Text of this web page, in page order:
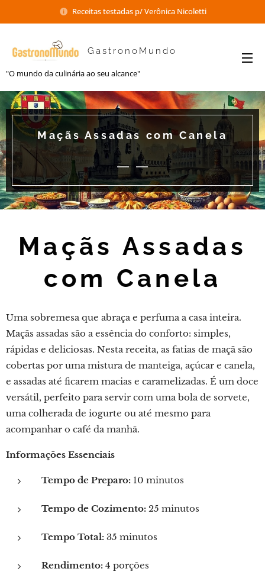
Receitas testadas p/ Verônica Nicoletti
GastronoMundo
"O mundo da culinária ao seu alcance"
Maçãs Assadas com Canela
Maçãs Assadas
com Canela
Uma sobremesa que abraça e perfuma a casa inteira.
Maçãs assadas são a essência do conforto: simples,
rápidas e deliciosas. Nesta receita, as fatias de maçã são
cobertas por uma mistura de manteiga, açúcar e canela,
e assadas até ficarem macias e caramelizadas. É um doce
versátil, perfeito para servir com uma bola de sorvete,
uma colherada de iogurte ou até mesmo para
acompanhar o café da manhã.
Informações Essenciais
Tempo de Preparo: 10 minutos
Tempo de Cozimento: 25 minutos
Tempo Total: 35 minutos
Rendimento: 4 porções